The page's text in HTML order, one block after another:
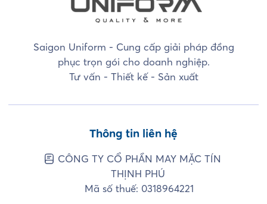
Saigon Uniform - Cung cấp giải pháp đồng
phục trọn gói cho doanh nghiệp.
Tư vấn - Thiết kế - Sản xuất
Thông tin liên hệ
CÔNG TY CỔ PHẦN MAY MẶC TÍN
THỊNH PHÚ
Mã số thuế: 0318964221